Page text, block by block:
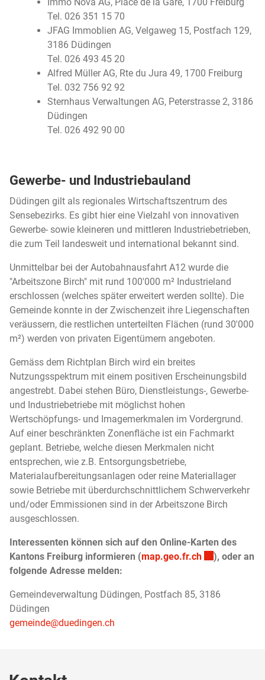
Tel. 026 351 15 70
JFAG Immoblien AG, Velgaweg 15, Postfach 129,
3186 Düdingen
Tel. 026 493 45 20
Alfred Müller AG, Rte du Jura 49, 1700 Freiburg
Tel. 032 756 92 92
Sternhaus Verwaltungen AG, Peterstrasse 2, 3186
Düdingen
Tel. 026 492 90 00
Gewerbe- und Industriebauland
Düdingen gilt als regionales Wirtschaftszentrum des
Sensebezirks. Es gibt hier eine Vielzahl von innovativen
Gewerbe- sowie kleineren und mittleren Industriebetrieben,
die zum Teil landesweit und international bekannt sind.
Unmittelbar bei der Autobahnausfahrt A12 wurde die
"Arbeitszone Birch" mit rund 100'000 m² Industrieland
erschlossen (welches später erweitert werden sollte). Die
Gemeinde konnte in der Zwischenzeit ihre Liegenschaften
veräussern, die restlichen unterteilten Flächen (rund 30'000
m²) werden von privaten Eigentümern angeboten.
Gemäss dem Richtplan Birch wird ein breites
Nutzungsspektrum mit einem positiven Erscheinungsbild
angestrebt. Dabei stehen Büro, Dienstleistungs-, Gewerbe-
und Industriebetriebe mit möglichst hohen
Wertschöpfungs- und Imagemerkmalen im Vordergrund.
Auf einer beschränkten Zonenfläche ist ein Fachmarkt
geplant. Betriebe, welche diesen Merkmalen nicht
entsprechen, wie z.B. Entsorgungsbetriebe,
Materialaufbereitungsanlagen oder reine Materiallager
sowie Betriebe mit überdurchschnittlichem Schwerverkehr
und/oder Emmissionen sind in der Arbeitszone Birch
ausgeschlossen.
Interessenten können sich auf den Online-Karten des
Kantons Freiburg informieren (map.geo.fr.chExterner Link
), oder an
folgende Adresse melden:
Gemeindeverwaltung Düdingen, Postfach 85, 3186
Düdingen
gemeinde@duedingen.ch